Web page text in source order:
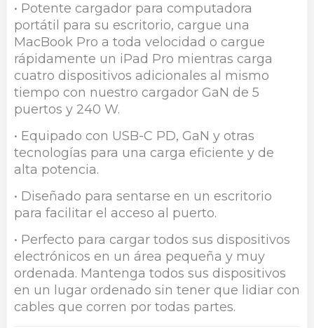
• Potente cargador para computadora
portátil para su escritorio, cargue una
MacBook Pro a toda velocidad o cargue
rápidamente un iPad Pro mientras carga
cuatro dispositivos adicionales al mismo
tiempo con nuestro cargador GaN de 5
puertos y 240 W.
• Equipado con USB-C PD, GaN y otras
tecnologías para una carga eficiente y de
alta potencia.
• Diseñado para sentarse en un escritorio
para facilitar el acceso al puerto.
• Perfecto para cargar todos sus dispositivos
electrónicos en un área pequeña y muy
ordenada. Mantenga todos sus dispositivos
en un lugar ordenado sin tener que lidiar con
cables que corren por todas partes.